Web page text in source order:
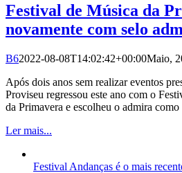
Festival de Música da
novamente com selo
B62022-08-08T14:02:42+00:00Maio,
Após dois anos sem realizar eventos
Proviseu regressou este ano com o
da Primavera e escolheu o admira
Ler mais...
Festival Andanças é o mais